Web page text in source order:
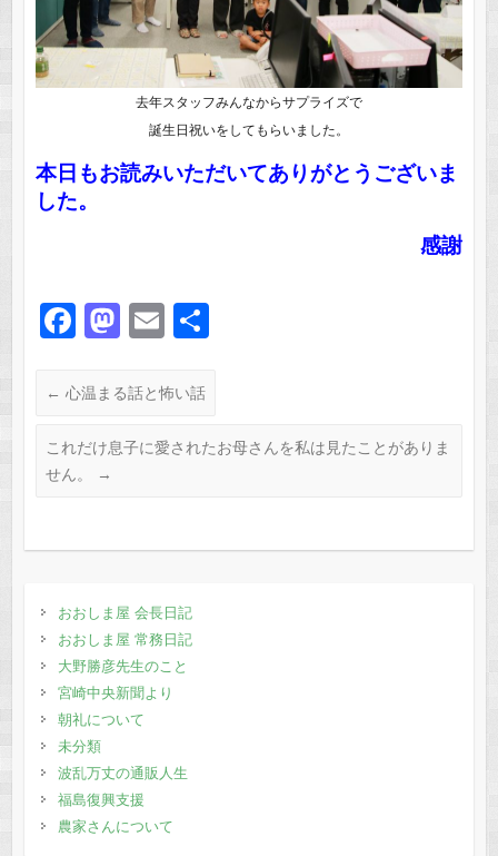
去年スタッフみんなからサプライズで
誕生日祝いをしてもらいました。
本日もお読みいただいてありがとうございま
した。
感謝
F
c
b
M
st
d
E
ail
← 心温まる話と怖い話
これだけ息子に愛されたお母さんを私は見たことがありま
せん。
→
おおしま屋 会長日記
おおしま屋 常務日記
大野勝彦先生のこと
宮崎中央新聞より
朝礼について
未分類
波乱万丈の通販人生
福島復興支援
農家さんについて